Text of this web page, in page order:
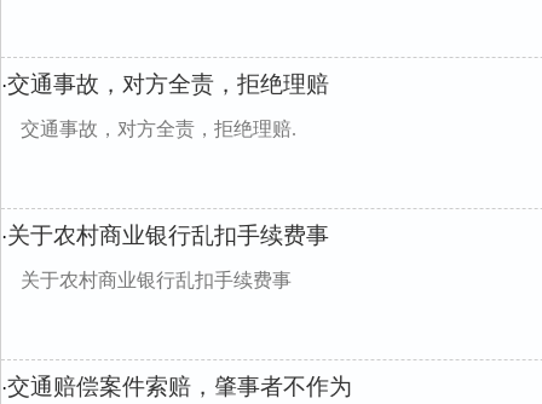
·交通事故，对方全责，拒绝理赔
交通事故，对方全责，拒绝理赔.
·关于农村商业银行乱扣手续费事
关于农村商业银行乱扣手续费事
·交通赔偿案件索赔，肇事者不作为